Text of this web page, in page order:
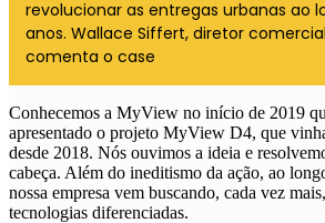
revolucionar as entregas urbanas ao
anos. Wallace Siffert, diretor
comenta o case
Conhecemos a MyView no início de 2019
apresentado o projeto MyView D4, que
desde 2018. Nós ouvimos a ideia e
cabeça. Além do ineditismo da ação, ao
nossa empresa vem buscando, cada vez
tecnologias diferenciadas.